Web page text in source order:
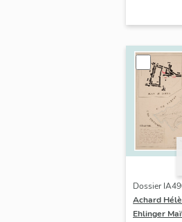
Dossier
Achard
Ehlinger